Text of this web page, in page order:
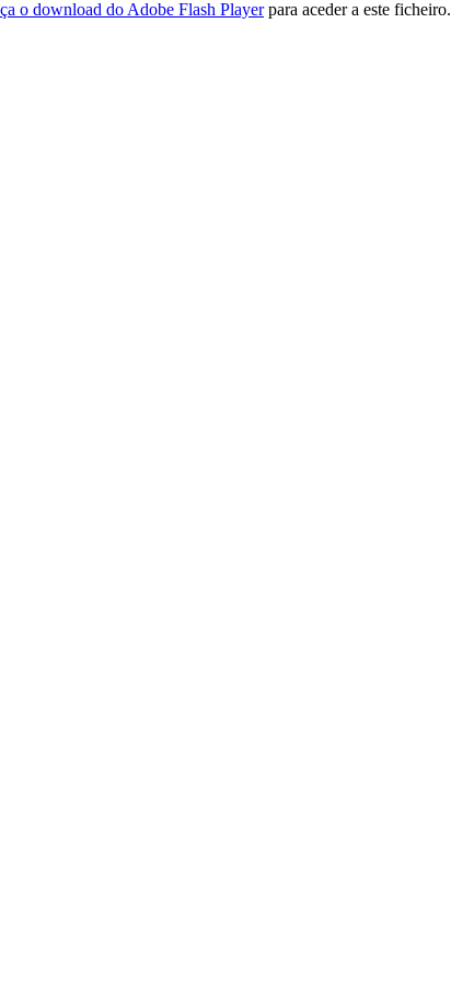
o download do Adobe Flash Playerpara aceder a este ficheiro.